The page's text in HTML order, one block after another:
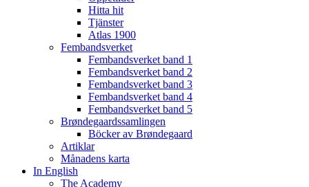
Hitta hit
Tjänster
Atlas 1900
Fembandsverket
Fembandsverket band 1
Fembandsverket band 2
Fembandsverket band 3
Fembandsverket band 4
Fembandsverket band 5
Brøndegaardssamlingen
Böcker av Brøndegaard
Artiklar
Månadens karta
In English
The Academy